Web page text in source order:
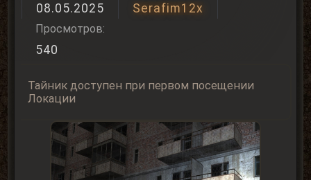
08.05.2025 Serafim12x
Просмотров:
540
Тайник доступен при первом посещении
Локации